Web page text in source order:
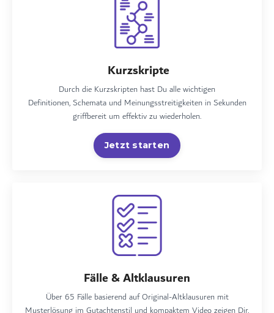
Kurzskripte
Durch die Kurzskripten hast Du alle wichtigen
Definitionen, Schemata und Meinungsstreitigkeiten in Sekunden
griffbereit um effektiv zu wiederholen.
Jetzt starten
Fälle & Altklausuren
Über 65 Fälle basierend auf Original-Altklausuren mit